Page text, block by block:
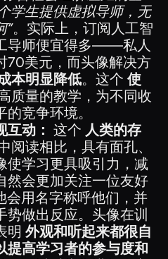
生提供虚拟导师，无
”。实际上，订阅人工智
导师便宜得多——私人
70美元，而头像解决方
本明显降低。这个 使
质量的教学，为不同收
竞争环境。
动： 这个 人类的存
阅读相比，具有面孔、
使学习更具吸引力，减
然会更加关注一位友好
会用名字称呼他们，并
势做出反应。头像在训
明 外观和听起来都很自
提高学习者的参与度和